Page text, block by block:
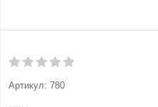
Артикул: 780